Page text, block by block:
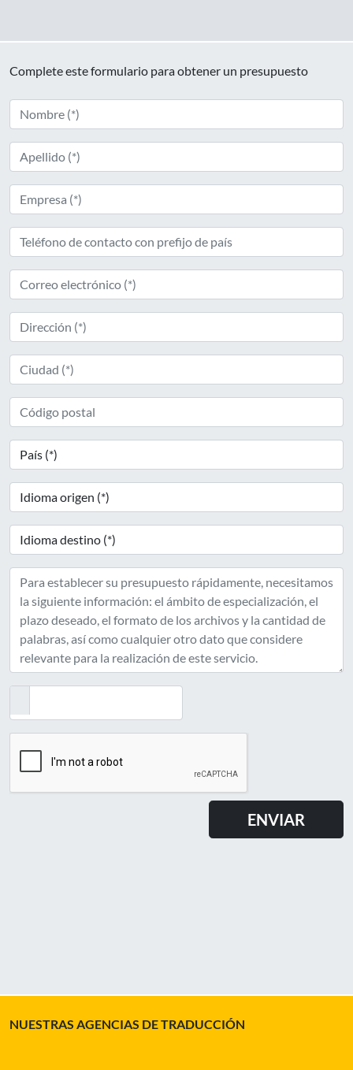
Complete este formulario para obtener un presupuesto
NUESTRAS AGENCIAS DE TRADUCCIÓN